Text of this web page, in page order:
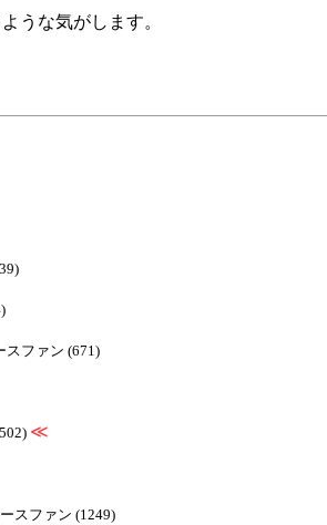
うな気がします。
スファン (671)
≪
スファン (1249)